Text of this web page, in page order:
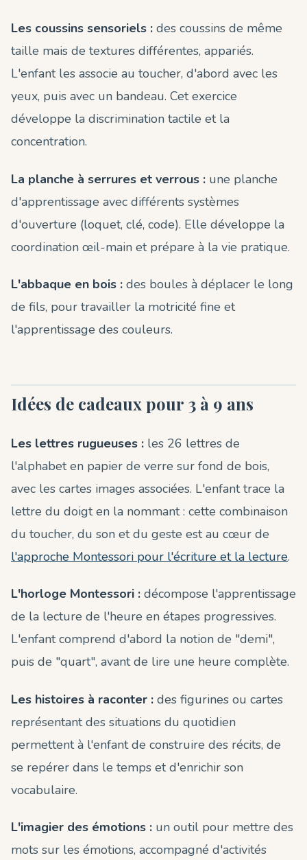
Les coussins sensoriels : des coussins de même
taille mais de textures différentes, appariés.
L'enfant les associe au toucher, d'abord avec les
yeux, puis avec un bandeau. Cet exercice
développe la discrimination tactile et la
concentration.
La planche à serrures et verrous : une planche
d'apprentissage avec différents systèmes
d'ouverture (loquet, clé, code). Elle développe la
coordination œil-main et prépare à la vie pratique.
L'abbaque en bois : des boules à déplacer le long
de fils, pour travailler la motricité fine et
l'apprentissage des couleurs.
Idées de cadeaux pour 3 à 9 ans
Les lettres rugueuses : les 26 lettres de
l'alphabet en papier de verre sur fond de bois,
avec les cartes images associées. L'enfant trace la
lettre du doigt en la nommant : cette combinaison
du toucher, du son et du geste est au cœur de
l'approche Montessori pour l'écriture et la lecture.
L'horloge Montessori : décompose l'apprentissage
de la lecture de l'heure en étapes progressives.
L'enfant comprend d'abord la notion de "demi",
puis de "quart", avant de lire une heure complète.
Les histoires à raconter : des figurines ou cartes
représentant des situations du quotidien
permettent à l'enfant de construire des récits, de
se repérer dans le temps et d'enrichir son
vocabulaire.
L'imagier des émotions : un outil pour mettre des
mots sur les émotions, accompagné d'activités